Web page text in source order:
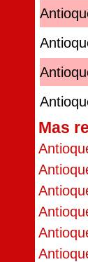
Mas